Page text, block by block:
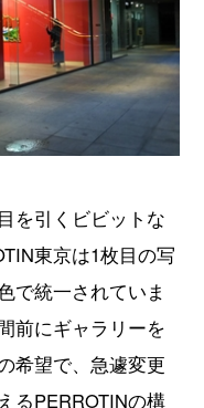
を引くビビットな
東京は1枚目の写
で統一されていま
前にギャラリーを
希望で、急遽変更
るPERROTINの構